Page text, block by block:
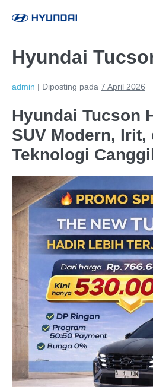
Hyundai
admin | Diposting pada 7 April 2026
Hyundai Tucson
SUV Modern, Irit,
Teknologi